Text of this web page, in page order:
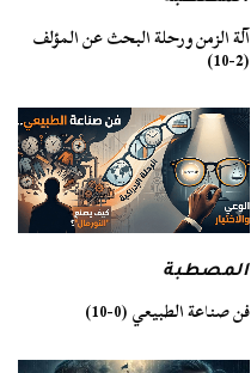
آلة الزمن ورحلة البحث عن المؤلف
(2-10)
المصطبة
فن صناعة الطبيعي (0-10)